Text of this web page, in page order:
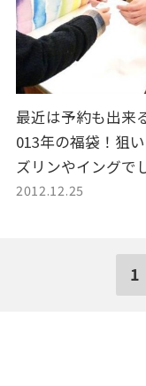
最近は予約も出来
013年の福袋！狙
ズリンやイングで
か？？ハズレな中
2012.12.25
1